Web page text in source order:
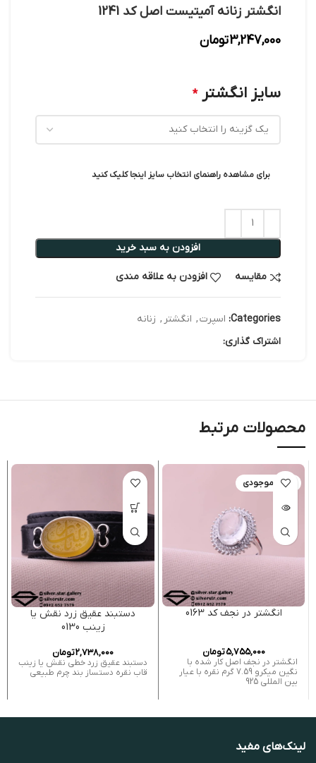
انگشتر زنانه آمیتیست اصل کد 1241
3,247,000تومان
سایز انگشتر*
برای مشاهده راهنمای انتخاب سایز اینجا کلیک کنید
افزودن به سبد خرید
مقایسه افزودن به علاقه مندی
Categories: اسپرت, انگشتر , زنانه
اشتراک گذاری:
محصولات مرتبط
اتمام موجودی
انگشتر در نجف کد 0163
5,755,000تومان
انگشتر در نجف اصل کار شده با
نگین میکرو 7.59 گرم نقره با عیار
بین المللی 925
دستبند عقیق زرد نقش یا
زینب 0130
2,738,000تومان
دستبند عقیق زرد خطی نقش یا زینب
قاب نقره دستساز بند چرم طبیعی
لینک‌های مفید